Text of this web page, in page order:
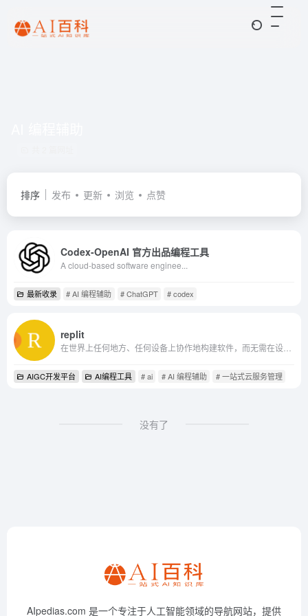
排序 发布 更新 浏览 点赞
Codex-OpenAI 官方出品编程工具
A cloud-based software enginee...
最新收录 # AI 编程辅助 # ChatGPT # codex
replit
AIGC开发平台 AI编程工具 # ai # AI 编程辅助 # 一站式云服务管理
没有了
AIpedias.com 是一个专注于人工智能领域的导航网站，提供